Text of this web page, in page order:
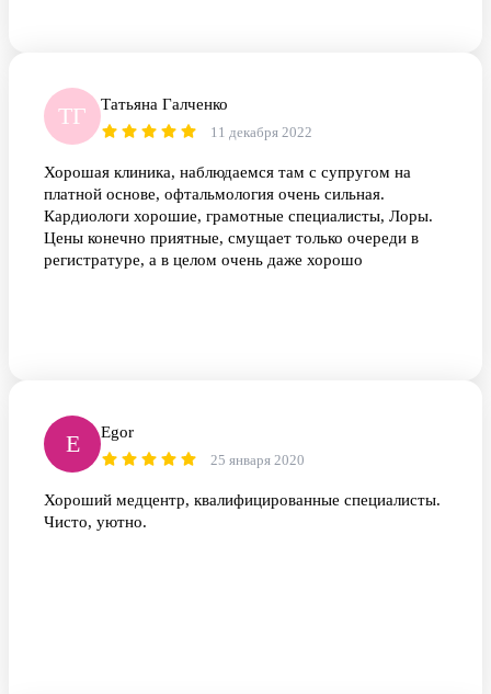
ТГ Татьяна Галченко
11 декабря 2022
Хорошая клиника, наблюдаемся там с супругом на
платной основе, офтальмология очень сильная.
Кардиологи хорошие, грамотные специалисты, Лоры.
Цены конечно приятные, смущает только очереди в
регистратуре, а в целом очень даже хорошо
E Egor
25 января 2020
Хороший медцентр, квалифицированные специалисты.
Чисто, уютно.